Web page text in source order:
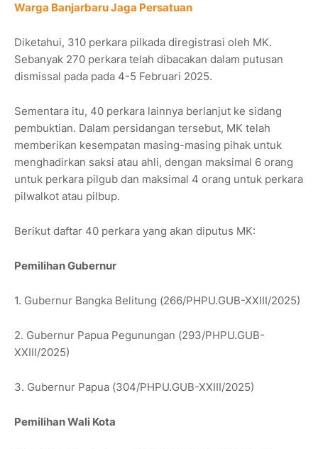
Warga Banjarbaru Jaga Persatuan
Diketahui, 310 perkara pilkada diregistrasi oleh MK.
Sebanyak 270 perkara telah dibacakan dalam putusan
dismissal pada pada 4-5 Februari 2025.
Sementara itu, 40 perkara lainnya berlanjut ke sidang
pembuktian. Dalam persidangan tersebut, MK telah
memberikan kesempatan masing-masing pihak untuk
menghadirkan saksi atau ahli, dengan maksimal 6 orang
untuk perkara pilgub dan maksimal 4 orang untuk perkara
pilwalkot atau pilbup.
Berikut daftar 40 perkara yang akan diputus MK:
Pemilihan Gubernur
1. Gubernur Bangka Belitung (266/PHPU.GUB-XXIII/2025)
2. Gubernur Papua Pegunungan (293/PHPU.GUB-
XXIII/2025)
3. Gubernur Papua (304/PHPU.GUB-XXIII/2025)
Pemilihan Wali Kota